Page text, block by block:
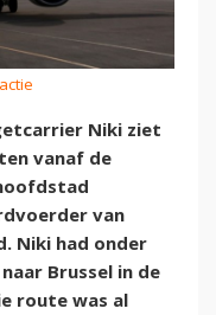
Niki ziet
vanaf de
van
Niki had onder
Brussel in de
route was al